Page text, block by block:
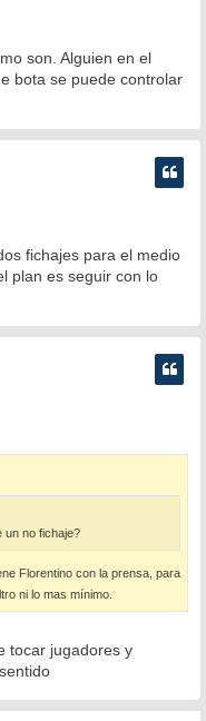
son. Alguien en el
bota se puede controlar
fichajes para el medio
plan es seguir con lo
un no fichaje?
Florentino con la prensa, para
ni lo mas mínimo.
tocar jugadores y